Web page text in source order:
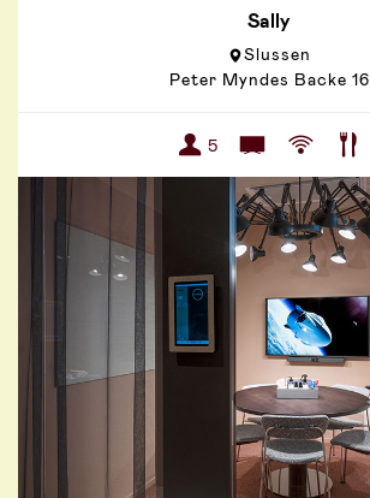
Sally
Slussen
Peter Myndes Backe 16
5